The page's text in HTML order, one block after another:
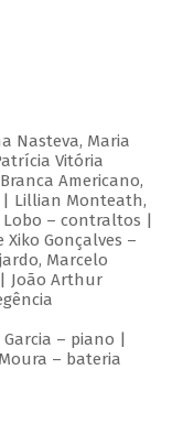
Nasteva, Maria
Vitória
Americano,
| Lillian Monteath,
– contraltos |
Gonçalves –
Marcelo
João Arthur
– piano |
– bateria